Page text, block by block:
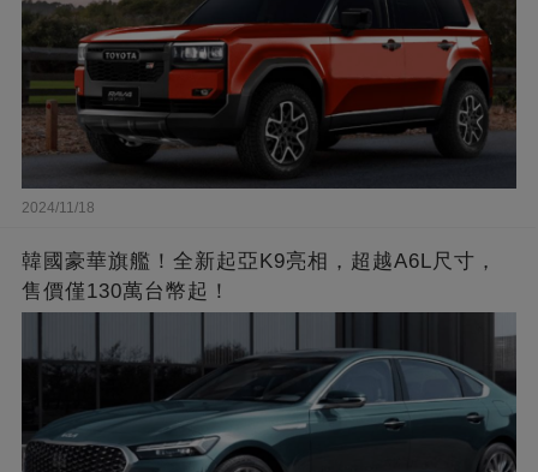
2024/11/18
韓國豪華旗艦！全新起亞K9亮相，超越A6L尺寸，
售價僅130萬台幣起！